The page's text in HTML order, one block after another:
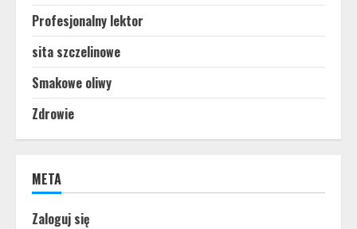
Profesjonalny lektor
sita szczelinowe
Smakowe oliwy
Zdrowie
META
Zaloguj się